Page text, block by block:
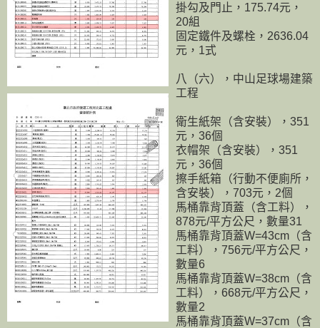
掛勾及門止，175.74元，
20組
固定鐵件及螺栓，2636.04
元，1式
八（六），中山足球場建築
工程
衛生紙架（含安裝），351
元，36個
衣帽架（含安裝），351
元，36個
擦手紙箱（行動不便廁所，
含安裝），703元，2個
馬桶靠背頂蓋（含工料），
878元/平方公尺，數量31
馬桶靠背頂蓋W=43cm（含
工料），756元/平方公尺，
數量6
馬桶靠背頂蓋W=38cm（含
工料），668元/平方公尺，
數量2
馬桶靠背頂蓋W=37cm（含